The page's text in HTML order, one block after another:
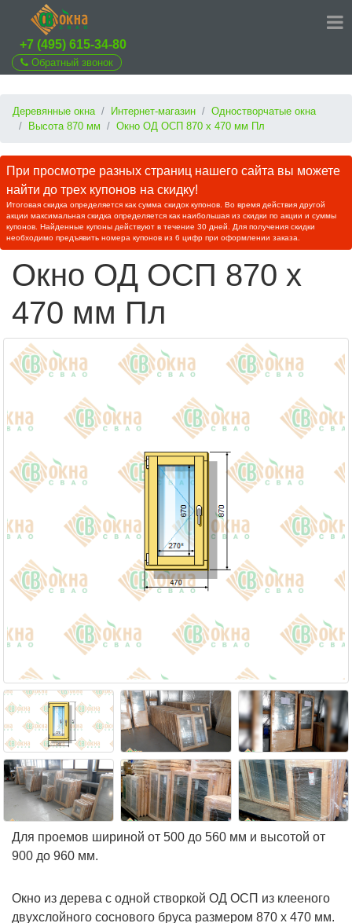
+7 (495) 615-34-80
Обратный звонок
Деревянные окна Интернет-магазин
Одностворчатые окна
Высота 870 мм
Окно ОД ОСП 870 х 470 мм Пл
При просмотре разных страниц нашего сайта вы можете
найти до трех купонов на скидку!
Итоговая скидка определяется как сумма скидок купонов. Во время действия другой
акции максимальная скидка определяется как наибольшая из скидки по акции и суммы
купонов. Найденные купоны действуют в течение 30 дней. Для получения скидки
необходимо предъявить номера купонов из 6 цифр при оформлении заказа.
Окно ОД ОСП 870 х
470 мм Пл
Для проемов шириной от 500 до 560 мм и высотой от
900 до 960 мм.
Окно из дерева с одной створкой ОД ОСП из клееного
двухслойного соснового бруса размером 870 х 470 мм.